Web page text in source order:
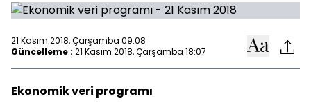
21 Kasım 2018, Çarşamba 09:08
Güncelleme : 21 Kasım 2018, Çarşamba 18:07
Ekonomik veri programı